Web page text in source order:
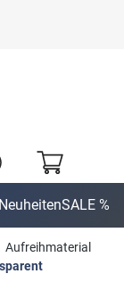
NeuheitenSALE %
Aufreihmaterial